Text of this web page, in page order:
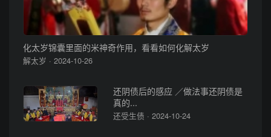
化太岁锦囊里面的米神奇作用，看看如何化解太岁
解太岁 · 2024-10-26
还阴债后的感应 ／做法事还阴债是
真的...
还受生债 · 2024-10-24